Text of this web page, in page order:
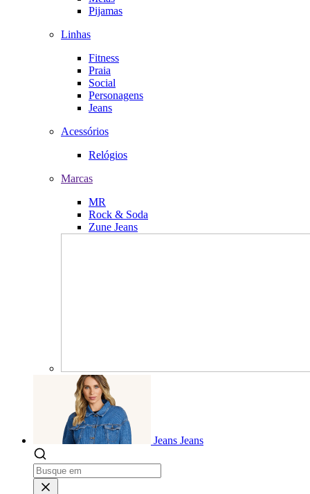
Pijamas
Linhas
Fitness
Praia
Social
Personagens
Jeans
Acessórios
Relógios
Marcas
MR
Rock & Soda
Zune Jeans
Jeans Jeans